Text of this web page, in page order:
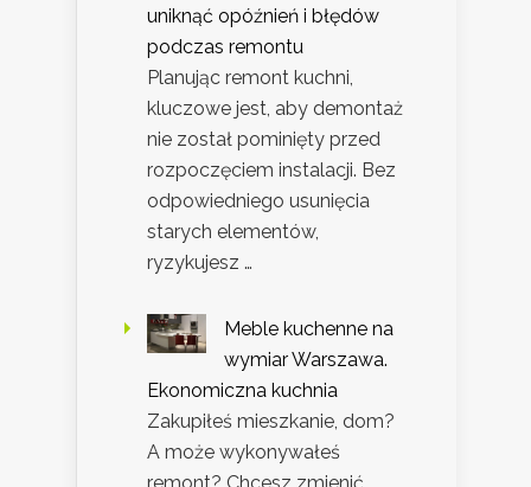
uniknąć opóźnień i błędów
podczas remontu
Planując remont kuchni,
kluczowe jest, aby demontaż
nie został pominięty przed
rozpoczęciem instalacji. Bez
odpowiedniego usunięcia
starych elementów,
ryzykujesz …
Meble kuchenne na
wymiar Warszawa.
Ekonomiczna kuchnia
Zakupiłeś mieszkanie, dom?
A może wykonywałeś